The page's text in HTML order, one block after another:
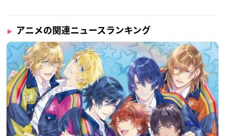
アニメの関連ニュースランキング